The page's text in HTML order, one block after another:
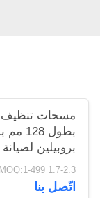
مسحات تنظيف
بطول
بروبيلين
1.7-2.3 dollars/bag MOQ:1-499 قطعة
اتّصل بنا